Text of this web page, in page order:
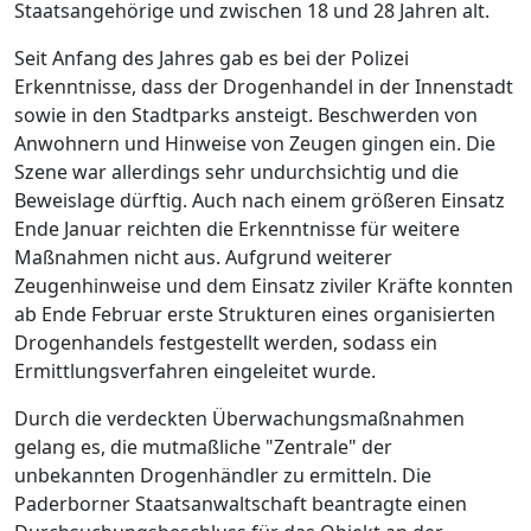
Staatsangehörige und zwischen 18 und 28 Jahren alt.
Seit Anfang des Jahres gab es bei der Polizei
Erkenntnisse, dass der Drogenhandel in der Innenstadt
sowie in den Stadtparks ansteigt. Beschwerden von
Anwohnern und Hinweise von Zeugen gingen ein. Die
Szene war allerdings sehr undurchsichtig und die
Beweislage dürftig. Auch nach einem größeren Einsatz
Ende Januar reichten die Erkenntnisse für weitere
Maßnahmen nicht aus. Aufgrund weiterer
Zeugenhinweise und dem Einsatz ziviler Kräfte konnten
ab Ende Februar erste Strukturen eines organisierten
Drogenhandels festgestellt werden, sodass ein
Ermittlungsverfahren eingeleitet wurde.
Durch die verdeckten Überwachungsmaßnahmen
gelang es, die mutmaßliche "Zentrale" der
unbekannten Drogenhändler zu ermitteln. Die
Paderborner Staatsanwaltschaft beantragte einen